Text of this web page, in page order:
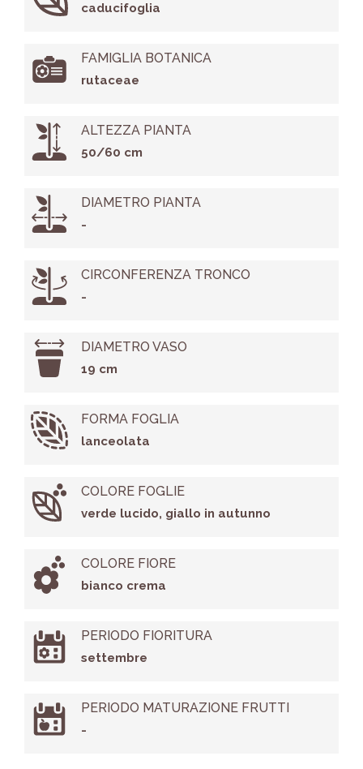
caducifoglia
FAMIGLIA BOTANICA
rutaceae
ALTEZZA PIANTA
50/60 cm
DIAMETRO PIANTA
-
CIRCONFERENZA TRONCO
-
DIAMETRO VASO
19 cm
FORMA FOGLIA
lanceolata
COLORE FOGLIE
verde lucido, giallo in autunno
COLORE FIORE
bianco crema
PERIODO FIORITURA
settembre
PERIODO MATURAZIONE FRUTTI
-